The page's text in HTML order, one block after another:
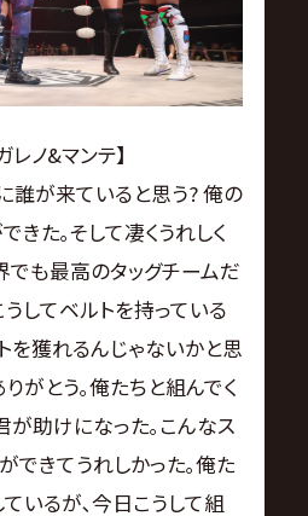
ノ&マンテ】
が来ていると思う? 俺の
きた｡そして凄くうれしく
でも最高のタッグチームだ
してベルトを持っている
を獲れるんじゃないかと思
がとう｡俺たちと組んでく
が助けになった｡こんなス
できてうれしかった｡俺た
いるが､今日こうして組